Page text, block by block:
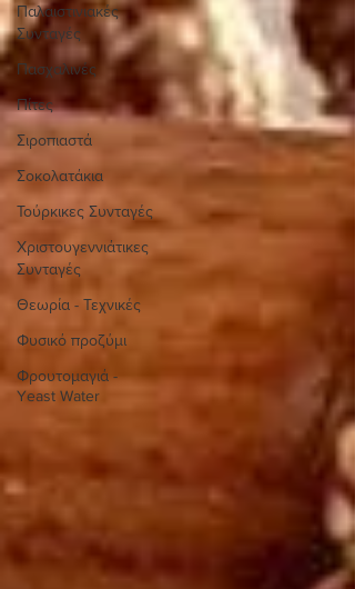
Παλαιστινιακές
Συνταγές
Πασχαλινές
Πίτες
Σιροπιαστά
Σοκολατάκια
Τούρκικες Συνταγές
Χριστουγεννιάτικες
Συνταγές
Θεωρία - Τεχνικές
Φυσικό προζύμι
Φρουτομαγιά -
Yeast Water